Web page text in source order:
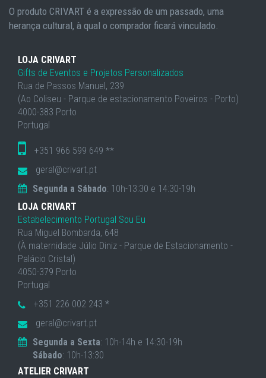
O produto CRIVART é a expressão de um passado, uma
herança cultural, à qual o comprador ficará vinculado.
LOJA CRIVART
Gifts de Eventos e Projetos Personalizados
Rua de Passos Manuel, 239
(Ao Coliseu - Parque de estacionamento Poveiros - Porto)
4000-383 Porto
Portugal
+351 966 599 649 **
geral@crivart.pt
Segunda a Sábado: 10h-13:30 e 14:30-19h
LOJA CRIVART
Estabelecimento Portugal Sou Eu
Rua Miguel Bombarda, 648
(À maternidade Júlio Diniz - Parque de Estacionamento -
Palácio Cristal)
4050-379 Porto
Portugal
+351 226 002 243 *
geral@crivart.pt
Segunda a Sexta: 10h-14h e 14:30-19h
Sábado: 10h-13:30
ATELIER CRIVART